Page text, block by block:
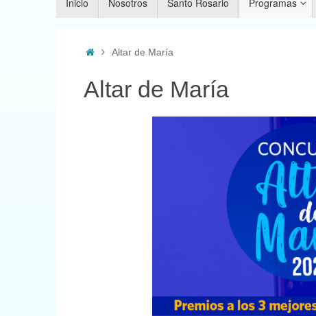
Inicio Nosotros Santo Rosario Programas
Altar de María
Altar de María